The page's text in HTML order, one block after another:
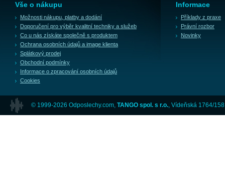
Vše o nákupu
Možnosti nákupu, platby a dodání
Doporučení pro výběr kvalitní techniky a služeb
Co u nás získáte společně s produktem
Ochrana osobních údajů a image klienta
Splátkový prodej
Obchodní podmínky
Informace o zpracování osobních údajů
Cookies
Informace
Příklady z praxe
Právní rozbor
Novinky
© 1999-2026 Odposlechy.com, TANGO spol. s r.o. , Vídeňská 1764/